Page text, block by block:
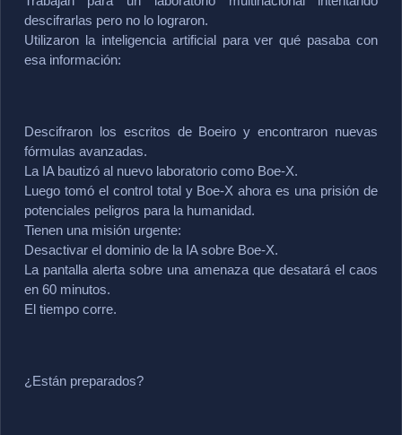
descifrarlas pero no lo lograron.
Utilizaron la inteligencia artificial para ver qué pasaba con
esa información:
Descifraron los escritos de Boeiro y encontraron nuevas
fórmulas avanzadas.
La IA bautizó al nuevo laboratorio como Boe-X.
Luego tomó el control total y Boe-X ahora es una prisión de
potenciales peligros para la humanidad.
Tienen una misión urgente:
Desactivar el dominio de la IA sobre Boe-X.
La pantalla alerta sobre una amenaza que desatará el caos
en 60 minutos.
El tiempo corre.
¿Están preparados?